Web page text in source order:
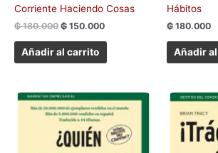
Corriente Haciendo Cosas
₲180.000 ₲ 150.000
Añadir al carrito
Hábitos
₲ 180.000
Añadir